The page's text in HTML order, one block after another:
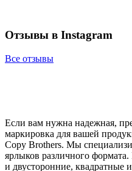
Отзывы в Instagram
Все отзывы
Если вам нужна надежная,
маркировка для вашей
Copy Brothers. Мы
ярлыков различного
и двусторонние, квадратные